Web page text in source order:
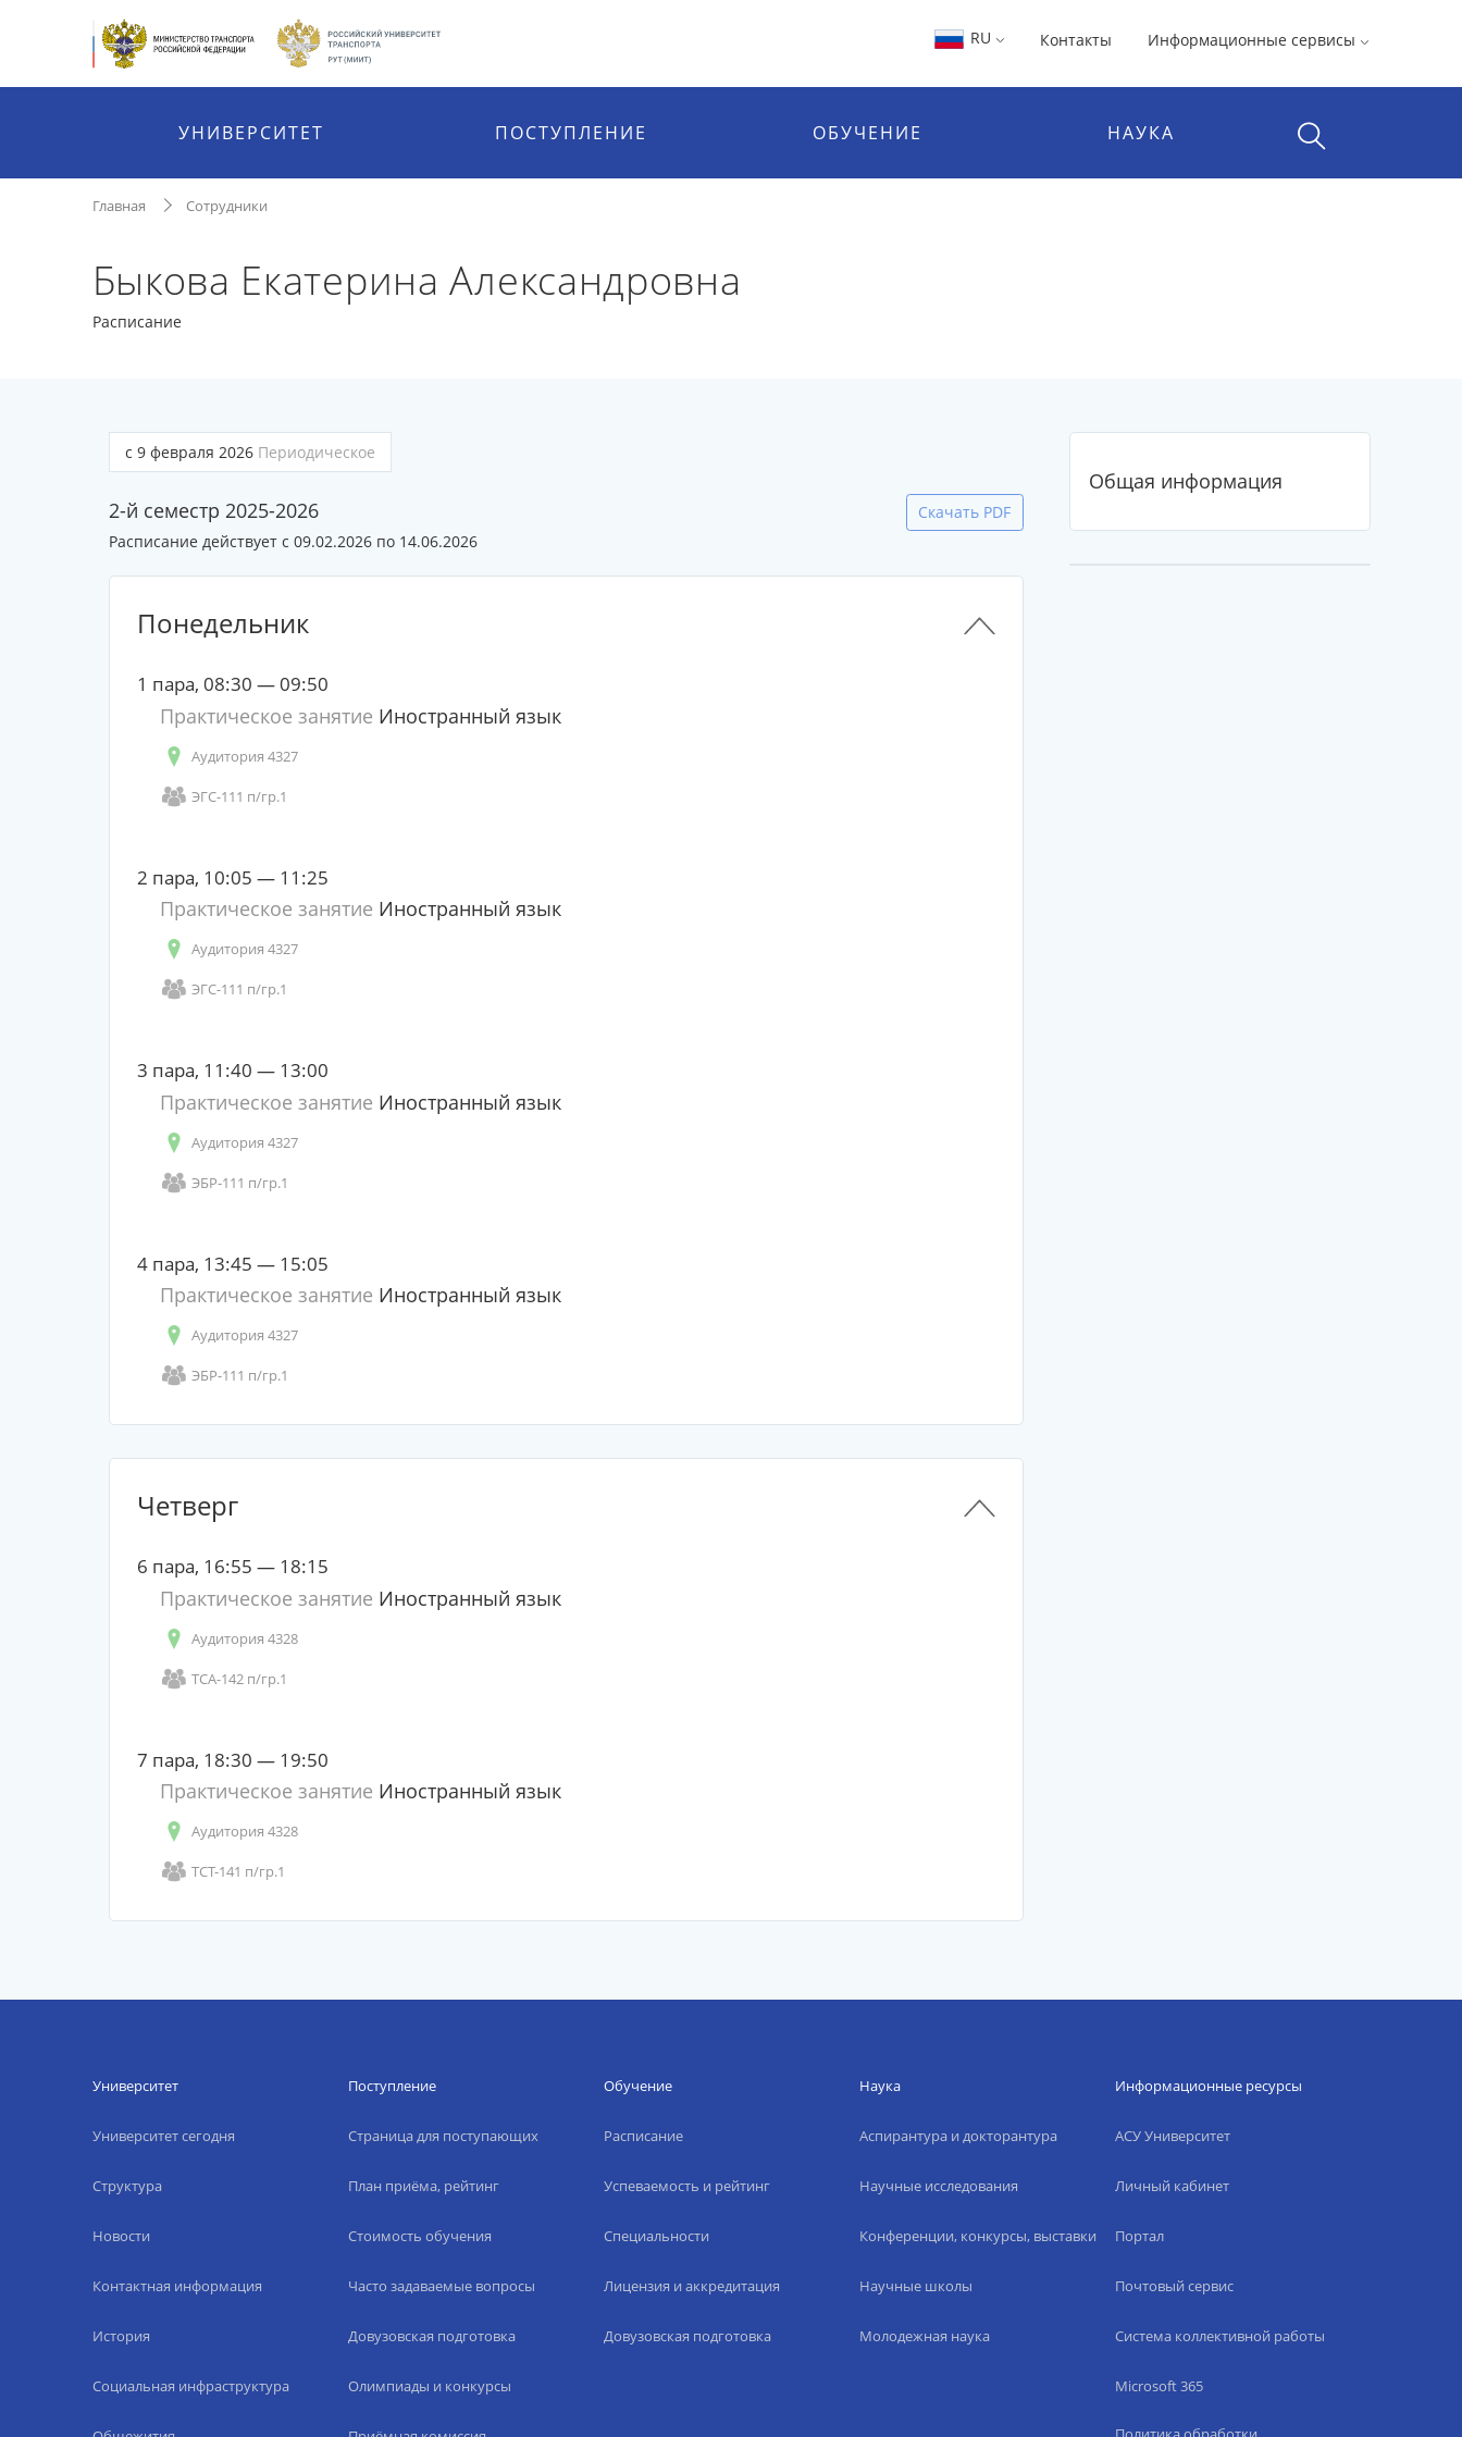
RU Контакты Информационные сервисы
УНИВЕРСИТЕТ ПОСТУПЛЕНИЕ ОБУЧЕНИЕ НАУКА
Главная Сотрудники
Быкова Екатерина Александровна
Расписание
с 9 февраля 2026 Периодическое
2-й семестр 2025-2026
Расписание действует с 09.02.2026 по 14.06.2026
Скачать PDF
Понедельник
1 пара, 08:30 — 09:50
Практическое занятие Иностранный язык
Аудитория 4327
ЭГС-111 п/гр.1
2 пара, 10:05 — 11:25
Практическое занятие Иностранный язык
Аудитория 4327
ЭГС-111 п/гр.1
3 пара, 11:40 — 13:00
Практическое занятие Иностранный язык
Аудитория 4327
ЭБР-111 п/гр.1
4 пара, 13:45 — 15:05
Практическое занятие Иностранный язык
Аудитория 4327
ЭБР-111 п/гр.1
Четверг
6 пара, 16:55 — 18:15
Практическое занятие Иностранный язык
Аудитория 4328
ТСА-142 п/гр.1
7 пара, 18:30 — 19:50
Практическое занятие Иностранный язык
Аудитория 4328
ТСТ-141 п/гр.1
Общая информация
Университет
Университет сегодня
Структура
Новости
Контактная информация
История
Социальная инфраструктура
Поступление
Страница для поступающих
План приёма, рейтинг
Стоимость обучения
Часто задаваемые вопросы
Довузовская подготовка
Олимпиады и конкурсы
Обучение
Расписание
Успеваемость и рейтинг
Специальности
Лицензия и аккредитация
Довузовская подготовка
Наука
Аспирантура и докторантура
Научные исследования
Конференции, конкурсы, выставки
Научные школы
Молодежная наука
Информационные ресурсы
АСУ Университет
Личный кабинет
Портал
Почтовый сервис
Система коллективной работы
Microsoft 365